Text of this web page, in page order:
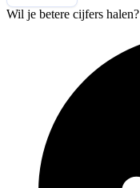
Wil je betere cijfers halen?